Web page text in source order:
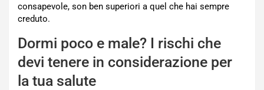
consapevole, son ben superiori a quel che hai sempre
creduto.
Dormi poco e male? I rischi che
devi tenere in considerazione per
la tua salute